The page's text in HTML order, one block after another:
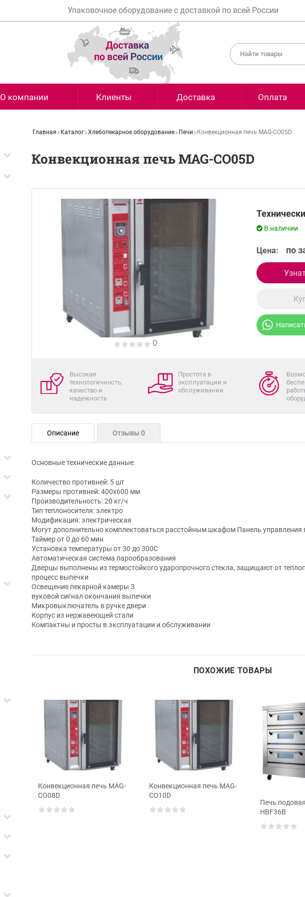
Упаковочное оборудование с доставкой по всей России
О компании Клиенты Доставка Оплата
Главная Каталог Хлебопекарное оборудование Печи Конвекционная печь MAG-CO05D
Конвекционная печь MAG-CO05D
0
В наличии
Цена: по
Высокая
технологичность,
качество и
надежность
Простота в
эксплуатации и
обслуживании
Описание Отзывы 0
Основные технические данные:
Количество противней: 5 шт
Размеры противней: 400х600 мм
Производительность: 20 кг/ч
Тип теплоносителя: электро
Модификация: электрическая
Могут дополнительно комплектоваться расстойным шкафом Панель управления
Таймер от 0 до 60 мин
Установка температуры от 30 до 300C
Автоматическая система парообразования
Дверцы выполнены из термостойкого ударопрочного стекла, защищают от
процесс выпечки
Освещение пекарной камеры З
вуковой сигнал окончания выпечки
Микровыключатель в ручке двери
Корпус из нержавеющей стали
Компактны и просты в эксплуатации и обслуживании
ПОХОЖИЕ ТОВАРЫ
Конвекционная печь MAG-
CO08D
Конвекционная печь MAG-
CO10D
Печь
HBF36B